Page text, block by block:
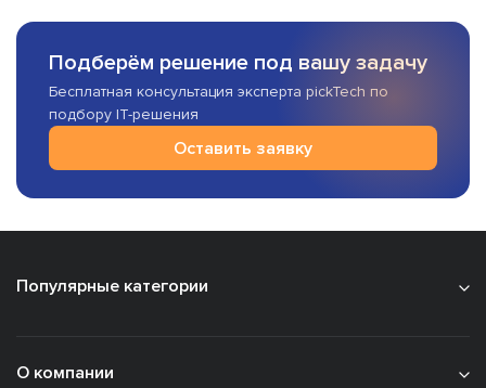
Подберём решение под вашу задачу
Бесплатная консультация эксперта pickTech по
подбору IT-решения
Оставить заявку
Популярные категории
О компании